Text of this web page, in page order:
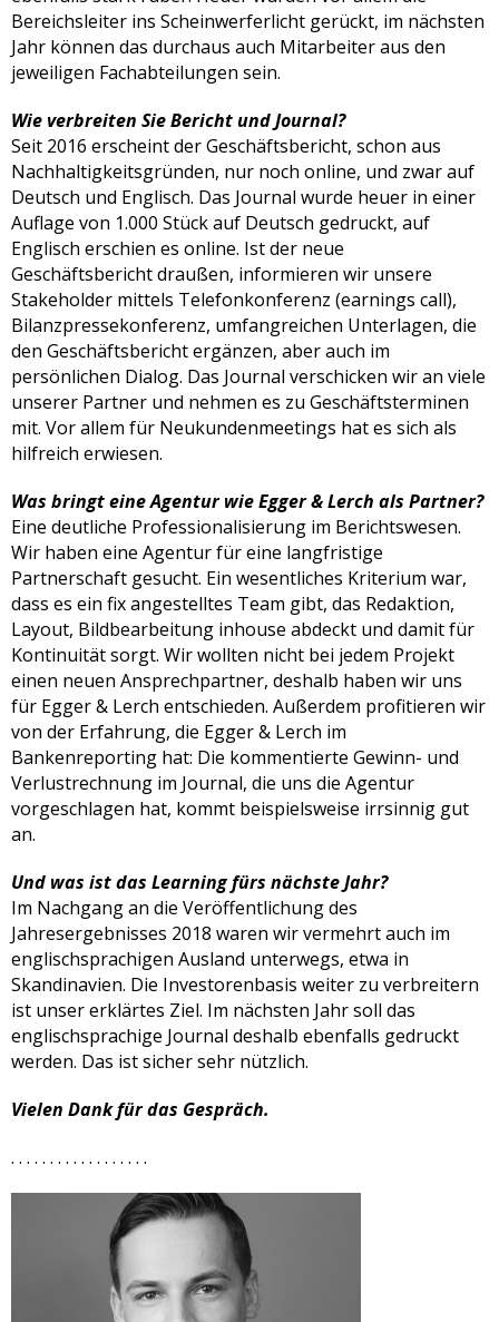
Bereichsleiter ins Scheinwerferlicht gerückt, im nächsten
Jahr können das durchaus auch Mitarbeiter aus den
jeweiligen Fachabteilungen sein.
Wie verbreiten Sie Bericht und Journal?
Seit 2016 erscheint der Geschäftsbericht, schon aus
Nachhaltigkeitsgründen, nur noch online, und zwar auf
Deutsch und Englisch. Das Journal wurde heuer in einer
Auflage von 1.000 Stück auf Deutsch gedruckt, auf
Englisch erschien es online. Ist der neue
Geschäftsbericht draußen, informieren wir unsere
Stakeholder mittels Telefonkonferenz (earnings call),
Bilanzpressekonferenz, umfangreichen Unterlagen, die
den Geschäftsbericht ergänzen, aber auch im
persönlichen Dialog. Das Journal verschicken wir an viele
unserer Partner und nehmen es zu Geschäftsterminen
mit. Vor allem für Neukundenmeetings hat es sich als
hilfreich erwiesen.
Was bringt eine Agentur wie Egger & Lerch als Partner?
Eine deutliche Professionalisierung im Berichtswesen.
Wir haben eine Agentur für eine langfristige
Partnerschaft gesucht. Ein wesentliches Kriterium war,
dass es ein fix angestelltes Team gibt, das Redaktion,
Layout, Bildbearbeitung inhouse abdeckt und damit für
Kontinuität sorgt. Wir wollten nicht bei jedem Projekt
einen neuen Ansprechpartner, deshalb haben wir uns
für Egger & Lerch entschieden. Außerdem profitieren wir
von der Erfahrung, die Egger & Lerch im
Bankenreporting hat: Die kommentierte Gewinn- und
Verlustrechnung im Journal, die uns die Agentur
vorgeschlagen hat, kommt beispielsweise irrsinnig gut
an.
Und was ist das Learning fürs nächste Jahr?
Im Nachgang an die Veröffentlichung des
Jahresergebnisses 2018 waren wir vermehrt auch im
englischsprachigen Ausland unterwegs, etwa in
Skandinavien. Die Investorenbasis weiter zu verbreitern
ist unser erklärtes Ziel. Im nächsten Jahr soll das
englischsprachige Journal deshalb ebenfalls gedruckt
werden. Das ist sicher sehr nützlich.
Vielen Dank für das Gespräch.
. . . . . . . . . . . . . . . . . .